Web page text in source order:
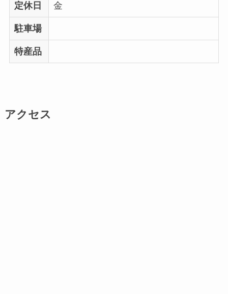
定休日 金
駐車場
特産品
アクセス